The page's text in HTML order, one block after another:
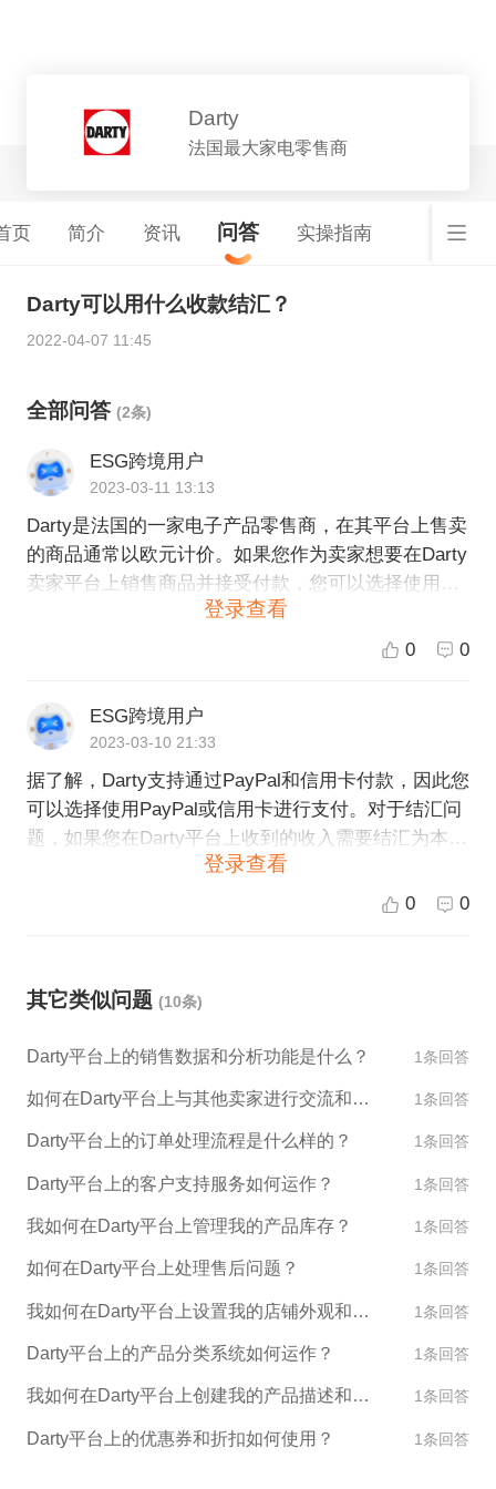
Darty
法国最大家电零售商
页 简介 资讯 问答 实操指南
Darty可以用什么收款结汇？
2022-04-07 11:45
全部问答 (2条)
ESG跨境用户
2023-03-11 13:13
Darty是法国的一家电子产品零售商，在其平台上售卖
的商品通常以欧元计价。如果您作为卖家想要在Darty
卖家平台上销售商品并接受付款，您可以选择使用Pa
yPal、信用卡或SEPA直接转账等方式进行收款，这些
方式都可以支持将您所得的欧元结汇到您的银行账户
的跨境电商服务机构获取更加详细的信息和指导。
登录查看
0 0
ESG跨境用户
2023-03-10 21:33
据了解，Darty支持通过PayPal和信用卡付款，因此您
可以选择使用PayPal或信用卡进行支付。对于结汇问
题，如果您在Darty平台上收到的收入需要结汇为本地
货币，请联系Darty平台或您的银行以获取更多信息。
此外，您也可以考虑使用第三方支付和结汇平台来处
登录查看
0 0
其它类似问题 (10条)
Darty平台上的销售数据和分析功能是什么？ 1条回答
如何在Darty平台上与其他卖家进行交流和合作？ 1条回答
Darty平台上的订单处理流程是什么样的？ 1条回答
Darty平台上的客户支持服务如何运作？ 1条回答
我如何在Darty平台上管理我的产品库存？ 1条回答
如何在Darty平台上处理售后问题？ 1条回答
我如何在Darty平台上设置我的店铺外观和设计？ 1条回答
Darty平台上的产品分类系统如何运作？ 1条回答
我如何在Darty平台上创建我的产品描述和图片？ 1条回答
Darty平台上的优惠券和折扣如何使用？ 1条回答